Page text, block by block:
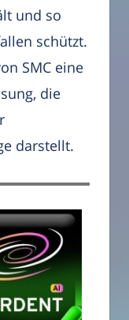
und so
schützt.
SMC eine
die
darstellt.